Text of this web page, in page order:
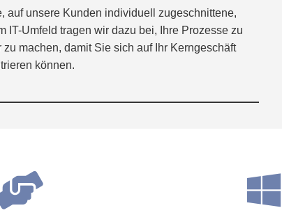
auf unsere Kunden individuell zugeschnittene,
IT-Umfeld tragen wir dazu bei, Ihre Prozesse zu
machen, damit Sie sich auf Ihr Kerngeschäft
können.